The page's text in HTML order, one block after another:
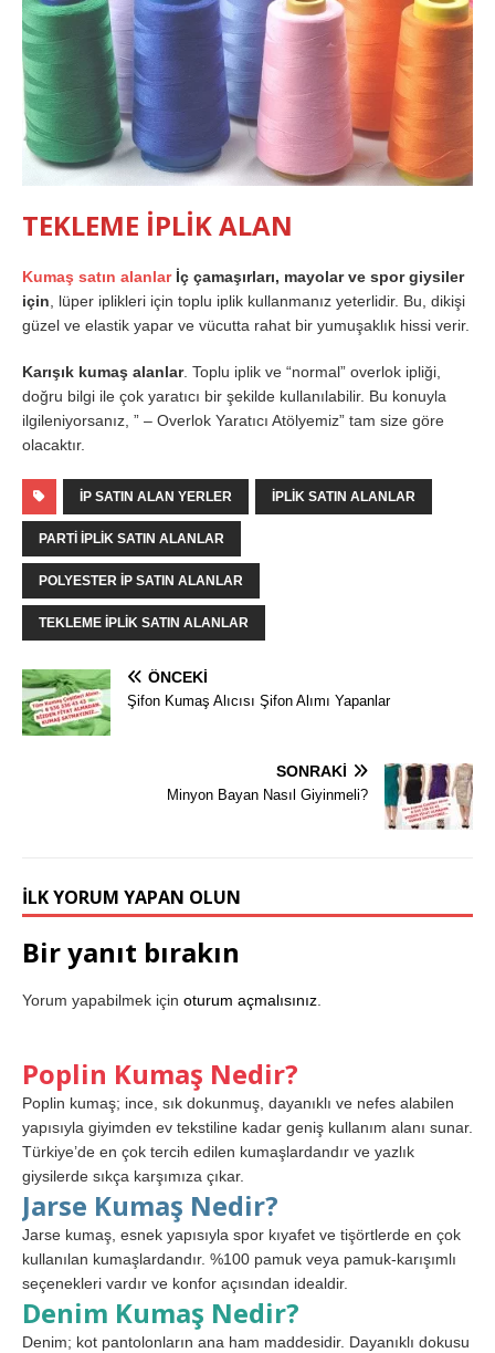
TEKLEME İPLİK ALAN
Kumaş satın alanlarİç çamaşırları, mayolar ve spor giysiler
için , lüper iplikleri için toplu iplik kullanmanız yeterlidir. Bu, dikişi
güzel ve elastik yapar ve vücutta rahat bir yumuşaklık hissi verir.
Karışık kumaş alanlar. Toplu iplik ve “normal” overlok ipliği,
doğru bilgi ile çok yaratıcı bir şekilde kullanılabilir. Bu konuyla
ilgileniyorsanız, ” – Overlok Yaratıcı Atölyemiz” tam size göre
olacaktır.
IP SATIN ALAN YERLER IPLIK SATIN ALANLAR
PARTI IPLIK SATIN ALANLAR
POLYESTER IP SATIN ALANLAR
TEKLEME IPLIK SATIN ALANLAR
ÖNCEKI
Şifon Kumaş Alıcısı Şifon Alımı Yapanlar
SONRAKI
Minyon Bayan Nasıl Giyinmeli?
İLK YORUM YAPAN OLUN
Bir yanıt bırakın
Yorum yapabilmek için oturum açmalısınız
Poplin Kumaş Nedir?
Poplin kumaş; ince, sık dokunmuş, dayanıklı ve nefes alabilen
yapısıyla giyimden ev tekstiline kadar geniş kullanım alanı sunar.
Türkiye’de en çok tercih edilen kumaşlardandır ve yazlık
giysilerde sıkça karşımıza çıkar.
Jarse Kumaş Nedir?
Jarse kumaş, esnek yapısıyla spor kıyafet ve tişörtlerde en çok
kullanılan kumaşlardandır. %100 pamuk veya pamuk-karışımlı
seçenekleri vardır ve konfor açısından idealdir.
Denim Kumaş Nedir?
Denim; kot pantolonların ana ham maddesidir. Dayanıklı dokusu